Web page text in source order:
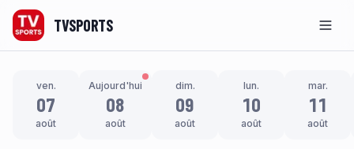
TVSPORTS
ven.
07
août
Aujourd'hui
08
août
dim.
09
août
lun.
10
août
mar.
11
août